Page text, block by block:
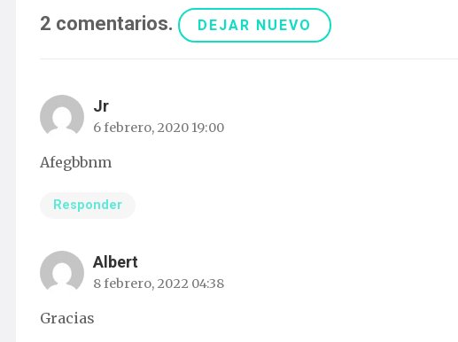
2 comentarios. DEJAR NUEVO
Jr
6 febrero, 2020 19:00
Afegbbnm
Responder
Albert
8 febrero, 2022 04:38
Gracias